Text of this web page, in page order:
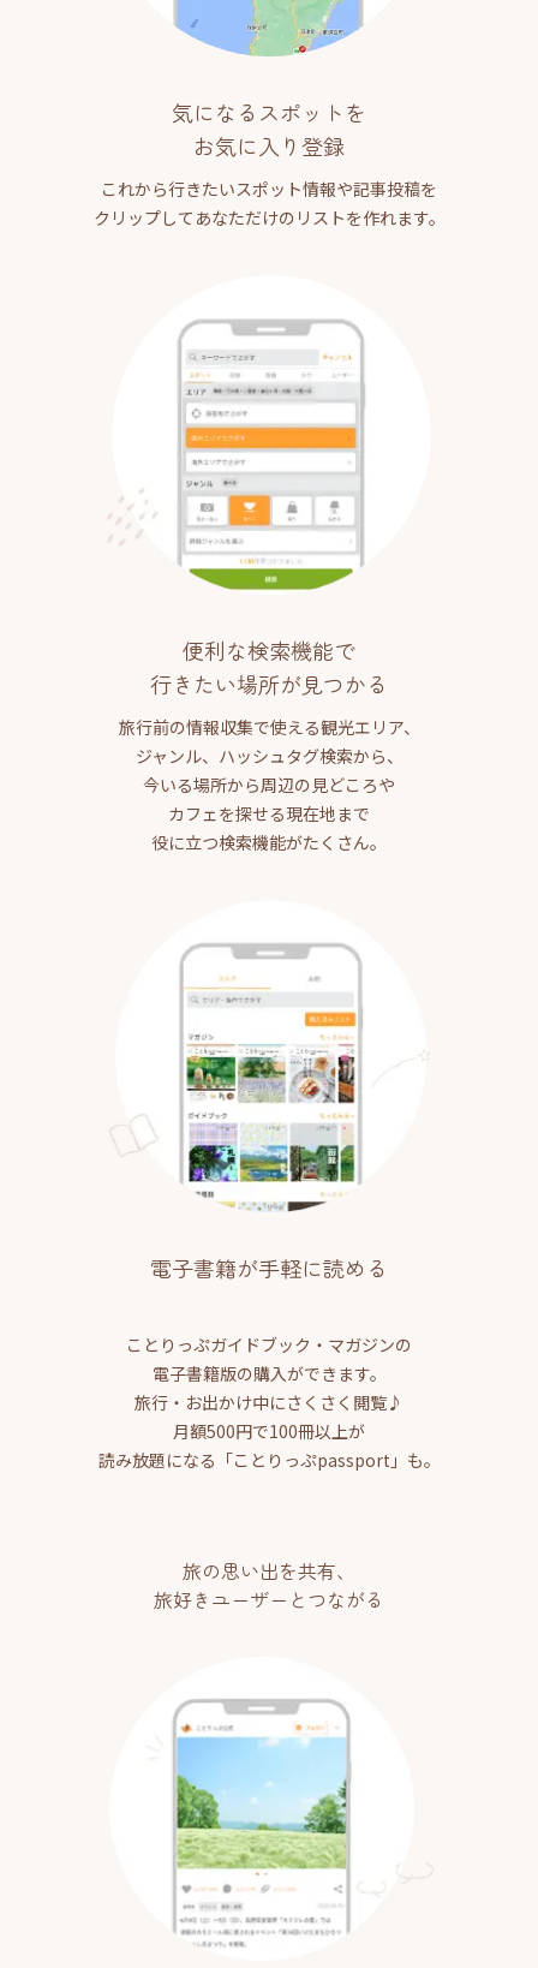
気になるスポットを
お気に入り登録
これから行きたいスポット情報や記事投稿を
クリップしてあなただけのリストを作れます。
便利な検索機能で
行きたい場所が見つかる
旅行前の情報収集で使える観光エリア、
ジャンル、ハッシュタグ検索から、
今いる場所から周辺の見どころや
カフェを探せる現在地まで
役に立つ検索機能がたくさん。
電子書籍が手軽に読める
ことりっぷガイドブック・マガジンの
電子書籍版の購入ができます。
旅行・お出かけ中にさくさく閲覧♪
月額500円で100冊以上が
読み放題になる「ことりっぷpassport」も。
旅の思い出を共有、
旅好きユーザーとつながる